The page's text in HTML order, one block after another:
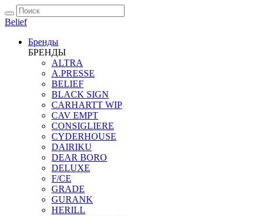
Belief
Бренды
БРЕНДЫ
ALTRA
A.PRESSE
BELIEF
BLACK SIGN
CARHARTT WIP
CAV EMPT
CONSIGLIERE
CYDERHOUSE
DAIRIKU
DEAR BORO
DELUXE
F/CE
GRADE
GURANK
HERILL